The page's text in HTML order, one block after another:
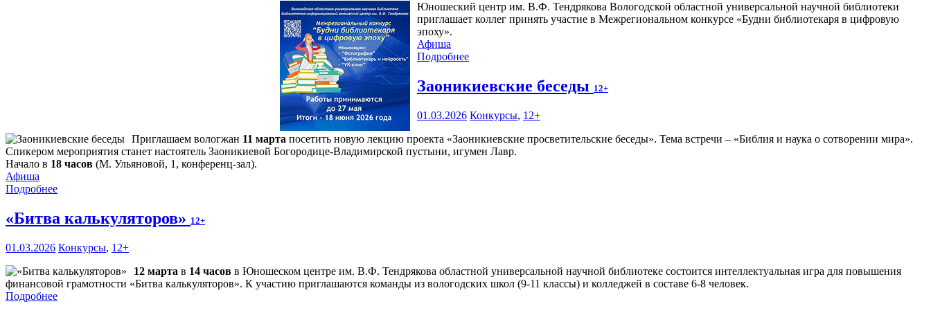
Юношеский центр им. В.Ф. Тендрякова Вологодской областной универсальной научной библиотеки
приглашает коллег принять участие в Межрегиональном конкурсе «Будни библиотекаря в цифровую
эпоху».
Афиша
Подробнее
Заоникиевские беседы 12+
01.03.2026 Конкурсы, 12+
Приглашаем вологжан 11 марта посетить новую лекцию проекта «Заоникиевские просветительские беседы». Тема встречи – «Библия и наука о сотворении мира».
Спикером мероприятия станет настоятель Заоникиевой Богородице-Владимирской пустыни, игумен Лавр.
Начало в 18 часов (М. Ульяновой, 1, конференц-зал).
Афиша
Подробнее
«Битва калькуляторов» 12+
01.03.2026 Конкурсы, 12+
12 марта в 14 часов в Юношеском центре им. В.Ф. Тендрякова областной универсальной научной библиотеке состоится интеллектуальная игра для повышения
финансовой грамотности «Битва калькуляторов». К участию приглашаются команды из вологодских школ (9-11 классы) и колледжей в составе 6-8 человек.
Подробнее